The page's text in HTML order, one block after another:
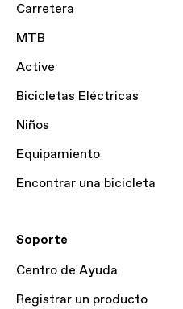
Carretera
MTB
Active
Bicicletas Eléctricas
Niños
Equipamiento
Encontrar una bicicleta
Soporte
Centro de Ayuda
Registrar un producto